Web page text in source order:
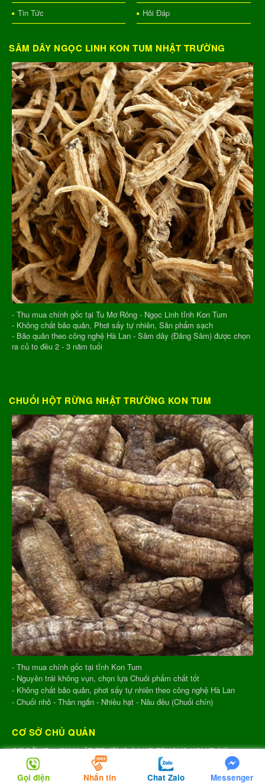
Tin Tức
Hỏi Đáp
SÂM DÂY NGỌC LINH KON TUM NHẬT TRƯỜNG
- Thu mua chính gốc tại Tu Mơ Rông - Ngọc Linh tỉnh Kon Tum
- Không chất bảo quản, Phơi sấy tự nhiên, Sản phẩm sạch
- Bảo quản theo công nghệ Hà Lan - Sâm dây (Đảng Sâm) được chọn
ra củ to đều 2 - 3 năm tuổi
CHUỐI HỘT RỪNG NHẬT TRƯỜNG KON TUM
- Thu mua chính gốc tại tỉnh Kon Tum
- Nguyên trái không vụn, chọn lựa Chuối phẩm chất tốt
- Không chất bảo quản, phơi sấy tự nhiên theo công nghệ Hà Lan
- Chuối nhỏ - Thân ngắn - Nhiều hạt - Nâu đều (Chuối chín)
CƠ SỞ CHỦ QUẢN
CƠ SỞ KD & SX NHẬT TRƯỜNG(NHAT TRUONG KON TUM)
M.S.D.N: 8344254367, Cấp tại Tỉnh Kon Tum.
Giấy phép số: Số 38A.8009409/HKD
Gọi điện Nhắn tin Chat Zalo Messenger